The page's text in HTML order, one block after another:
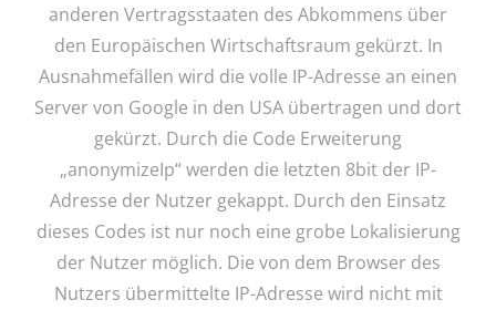
anderen Vertragsstaaten des Abkommens über
den Europäischen Wirtschaftsraum gekürzt. In
Ausnahmefällen wird die volle IP-Adresse an einen
Server von Google in den USA übertragen und dort
gekürzt. Durch die Code Erweiterung
„anonymizeIp“ werden die letzten 8bit der IP-
Adresse der Nutzer gekappt. Durch den Einsatz
dieses Codes ist nur noch eine grobe Lokalisierung
der Nutzer möglich. Die von dem Browser des
Nutzers übermittelte IP-Adresse wird nicht mit